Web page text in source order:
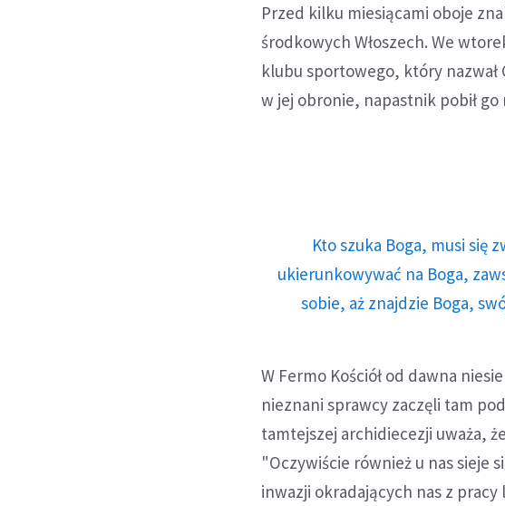
Przed kilku miesiącami oboje
środkowych Włoszech. We
klubu sportowego, który nazwał
w jej obronie, napastnik pobił go
Kto szuka Boga, musi się
ukierunkowywać na Boga,
sobie, aż znajdzie Boga,
W Fermo Kościół od dawna
nieznani sprawcy zaczęli tam
tamtejszej archidiecezji uważa,
"Oczywiście również u nas sieje
inwazji okradających nas z